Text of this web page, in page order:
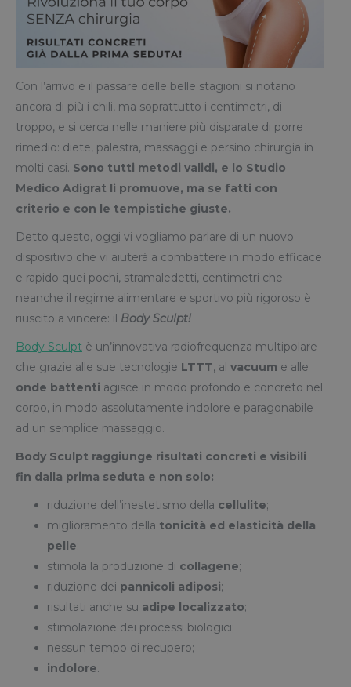
Con l’arrivo e il passare delle belle stagioni si notano
ancora di più i chili, ma soprattutto i centimetri, di
troppo, e si cerca nelle maniere più disparate di porre
rimedio: diete, palestra, massaggi e persino chirurgia in
molti casi. Sono tutti metodi validi, e lo Studio
Medico Adigrat li promuove, ma se fatti con
criterio e con le tempistiche giuste.
Detto questo, oggi vi vogliamo parlare di un nuovo
dispositivo che vi aiuterà a combattere in modo efficace
e rapido quei pochi, stramaledetti, centimetri che
neanche il regime alimentare e sportivo più rigoroso è
riuscito a vincere: il Body Sculpt!
Body Sculpt è un’innovativa radiofrequenza multipolare
che grazie alle sue tecnologie LTTT, al vacuum e alle
onde battenti agisce in modo profondo e concreto nel
corpo, in modo assolutamente indolore e paragonabile
ad un semplice massaggio.
Body Sculpt raggiunge risultati concreti e visibili
fin dalla prima seduta e non solo:
riduzione dell’inestetismo della cellulite;
miglioramento della tonicità ed elasticità della
pelle;
stimola la produzione di collagene;
riduzione dei pannicoli adiposi;
risultati anche su adipe localizzato;
stimolazione dei processi biologici;
nessun tempo di recupero;
indolore.